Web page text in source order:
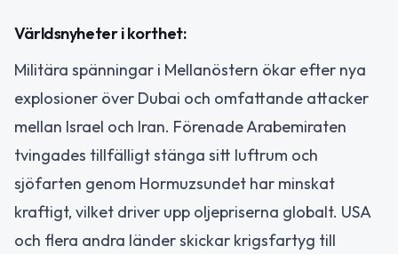
Världsnyheter i korthet:
Militära spänningar i Mellanöstern ökar efter nya
explosioner över Dubai och omfattande attacker
mellan Israel och Iran. Förenade Arabemiraten
tvingades tillfälligt stänga sitt luftrum och
sjöfarten genom Hormuzsundet har minskat
kraftigt, vilket driver upp oljepriserna globalt. USA
och flera andra länder skickar krigsfartyg till